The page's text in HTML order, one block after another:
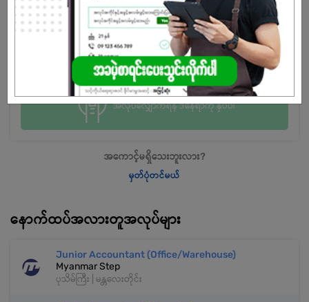
Purchasing အတွေ့အကြုံရှိပါသလား?
အလုပ်လျှောက်ရန် ဒီနေရာကို နှိပ်ပါ
အကောင့်မရှိသေးဘူးလား?
မှတ်ပုံတင်မယ်
နောက်ထပ်အလားတူအလုပ်များ
‎Junior Accountant (Office/Warehouse)
Myanmar Step
ပုသိမ်ကြီး | မန္တလေးတိုင်း